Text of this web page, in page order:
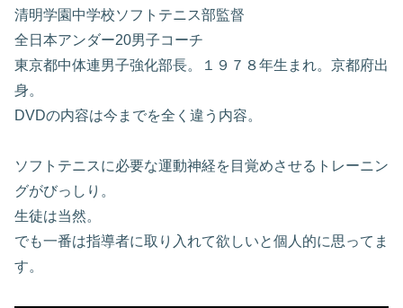
清明学園中学校ソフトテニス部監督
全日本アンダー20男子コーチ
東京都中体連男子強化部長。１９７８年生まれ。京都府出
身。
DVDの内容は今までを全く違う内容。
ソフトテニスに必要な運動神経を目覚めさせるトレーニン
グがびっしり。
生徒は当然。
でも一番は指導者に取り入れて欲しいと個人的に思ってま
す。